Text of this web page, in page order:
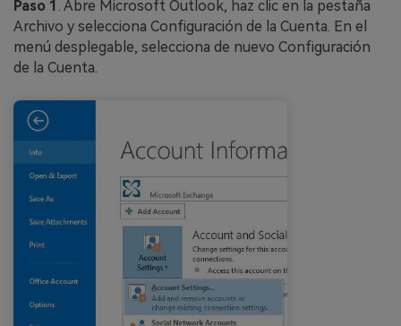
Paso 1 . Abre Microsoft Outlook, haz clic en la pestaña
Archivo y selecciona Configuración de la Cuenta. En el
menú desplegable, selecciona de nuevo Configuración
de la Cuenta.